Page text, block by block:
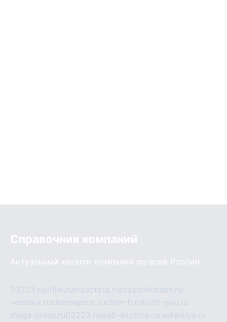
Справочник компаний
Актуальный каталог компаний по всей России
03223.ruufille.rukrasotata.ruprazdnikdushi.ru
veetbox.rucinemapost.ruciam-fr.rukraft-you.ru
mega-press.ru03223.ruweb-explore.ru rastenuya.ru